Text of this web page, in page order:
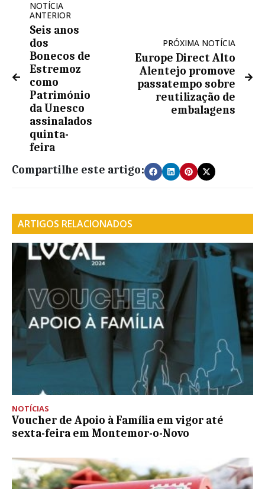
NOTÍCIA
ANTERIOR
Seis anos
dos
Bonecos de
Estremoz
como
Património
da Unesco
assinalados
quinta-
feira
PRÓXIMA NOTÍCIA
Europe Direct Alto
Alentejo promove
passatempo sobre
reutilização de
embalagens
Compartilhe este artigo:
ARTIGOS RELACIONADOS
NOTÍCIAS
Voucher de Apoio à Família em vigor até
sexta-feira em Montemor-o-Novo